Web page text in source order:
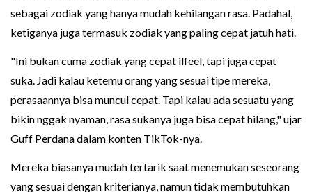
sebagai zodiak yang hanya mudah kehilangan rasa. Padahal,
ketiganya juga termasuk zodiak yang paling cepat jatuh hati.
"Ini bukan cuma zodiak yang cepat ilfeel, tapi juga cepat
suka. Jadi kalau ketemu orang yang sesuai tipe mereka,
perasaannya bisa muncul cepat. Tapi kalau ada sesuatu yang
bikin nggak nyaman, rasa sukanya juga bisa cepat hilang," ujar
Guff Perdana dalam konten TikTok-nya.
Mereka biasanya mudah tertarik saat menemukan seseorang
yang sesuai dengan kriterianya, namun tidak membutuhkan